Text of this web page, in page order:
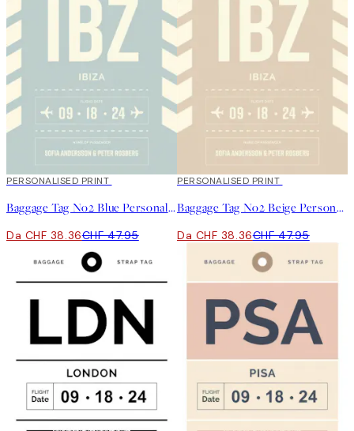
20%*
PERSONALISED PRINT
Baggage Tag No2 Blue Personal Poster
Da CHF 38.36CHF 47.95
20%*
PERSONALISED PRINT
Baggage Tag No2 Beige Personal Poster
Da CHF 38.36CHF 47.95